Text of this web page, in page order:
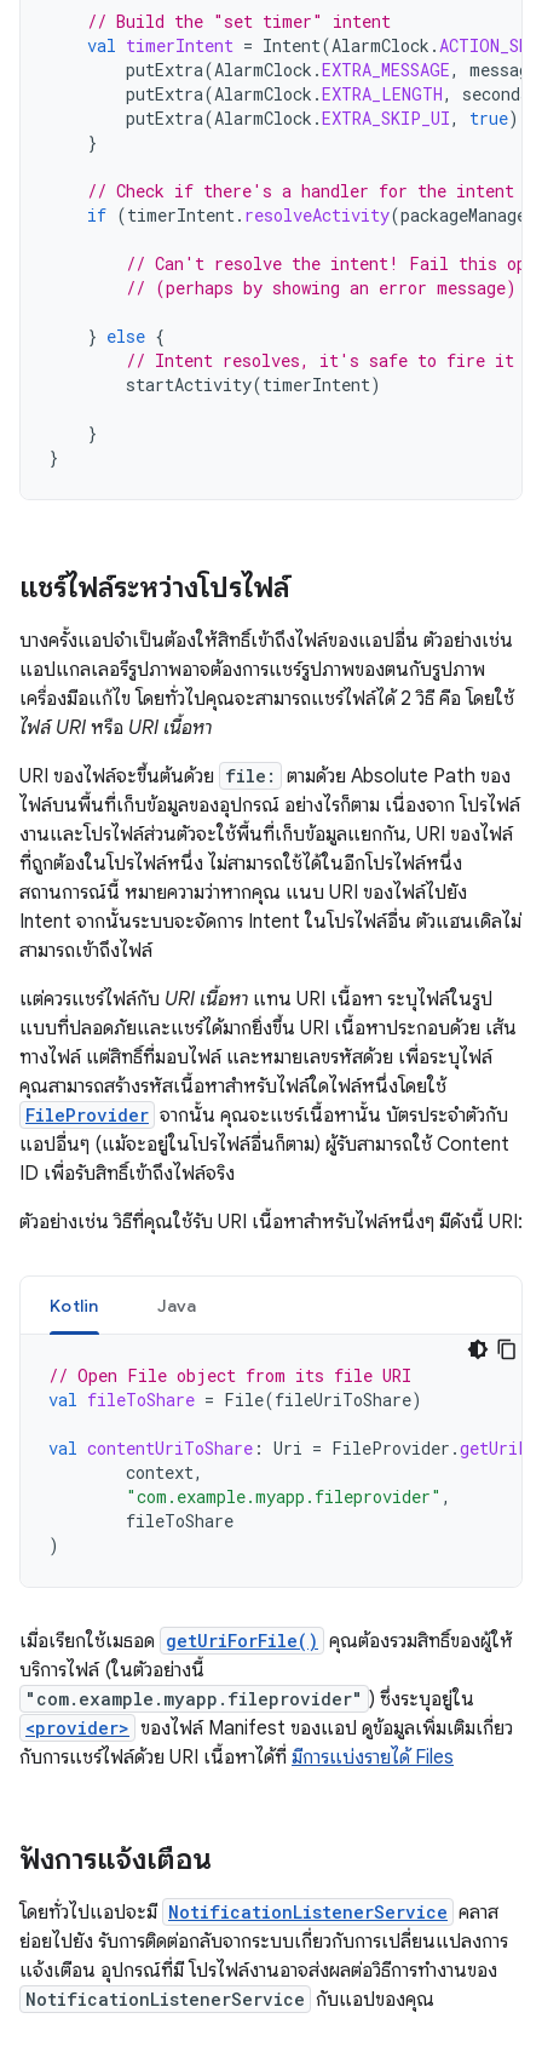
// Build the "set timer" intent
val timerIntent = Intent(AlarmClock .
putExtra(AlarmClock .EXTRA_MESSAGE, message
putExtra(AlarmClock .EXTRA_LENGTH, seconds
putExtra(AlarmClock .EXTRA_SKIP_UI, true)
}
// Check if there's a handler for the intent
if (timerIntent. resolveActivity(packageManager
// Can't resolve the intent! Fail this
// (perhaps by showing an error message)
} else {
// Intent resolves, it's safe to fire it
startActivity(timerIntent)
}
}
แชร์ไฟล์ระหว่างโปรไฟล์
บางครั้งแอปจำเป็นต้องให้สิทธิ์เข้าถึงไฟล์ของแอปอื่น ตัวอย่างเช่น
แอปแกลเลอรีรูปภาพอาจต้องการแชร์รูปภาพของตนกับรูปภาพ
เครื่องมือแก้ไข โดยทั่วไปคุณจะสามารถแชร์ไฟล์ได้ 2 วิธี คือ โดยใช้
ไฟล์ URI หรือ URI เนื้อหา
URI ของไฟล์จะขึ้นต้นด้วย file:
ตามด้วย Absolute Path ของ
ไฟล์บนพื้นที่เก็บข้อมูลของอุปกรณ์ อย่างไรก็ตาม เนื่องจาก โปรไฟล์
งานและโปรไฟล์ส่วนตัวจะใช้พื้นที่เก็บข้อมูลแยกกัน, URI ของไฟล์
ที่ถูกต้องในโปรไฟล์หนึ่ง ไม่สามารถใช้ได้ในอีกโปรไฟล์หนึ่ง
สถานการณ์นี้ หมายความว่าหากคุณ แนบ URI ของไฟล์ไปยัง
Intent จากนั้นระบบจะจัดการ Intent ในโปรไฟล์อื่น ตัวแฮนเดิลไม่
สามารถเข้าถึงไฟล์
แต่ควรแชร์ไฟล์กับ URI เนื้อหา แทน URI เนื้อหา ระบุไฟล์ในรูป
แบบที่ปลอดภัยและแชร์ได้มากยิ่งขึ้น URI เนื้อหาประกอบด้วย เส้น
ทางไฟล์ แต่สิทธิ์ที่มอบไฟล์ และหมายเลขรหัสด้วย เพื่อระบุไฟล์
คุณสามารถสร้างรหัสเนื้อหาสำหรับไฟล์ใดไฟล์หนึ่งโดยใช้
FileProvider จากนั้น คุณจะแชร์เนื้อหานั้น บัตรประจำตัวกับ
แอปอื่นๆ (แม้จะอยู่ในโปรไฟล์อื่นก็ตาม) ผู้รับสามารถใช้ Content
ID เพื่อรับสิทธิ์เข้าถึงไฟล์จริง
ตัวอย่างเช่น วิธีที่คุณใช้รับ URI เนื้อหาสำหรับไฟล์หนึ่งๆ มีดังนี้ URI:
Kotlin Java
// Open File object from its file URI
val fileToShare = File(fileUriToShare)
val contentUriToShare : Uri = FileProvider .
context,
"com.example.myapp.fileprovider" ,
fileToShare
)
เมื่อเรียกใช้เมธอด getUriForFile() คุณต้องรวมสิทธิ์ของผู้ให้
บริการไฟล์ (ในตัวอย่างนี้
"com.example.myapp.fileprovider" ) ซึ่งระบุอยู่ใน
<provider> ของไฟล์ Manifest ของแอป ดูข้อมูลเพิ่มเติมเกี่ยว
กับการแชร์ไฟล์ด้วย URI เนื้อหาได้ที่ มีการแบ่งรายได้ Files
ฟังการแจ้งเตือน
โดยทั่วไปแอปจะมี NotificationListenerService คลาส
ย่อยไปยัง รับการติดต่อกลับจากระบบเกี่ยวกับการเปลี่ยนแปลงการ
แจ้งเตือน อุปกรณ์ที่มี โปรไฟล์งานอาจส่งผลต่อวิธีการทำงานของ
NotificationListenerService กับแอปของคุณ